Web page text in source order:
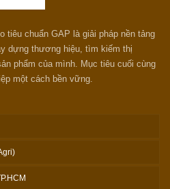
tiêu chuẩn GAP là giải pháp nền tảng
dựng thương hiệu, tìm kiếm thị
phẩm của mình. Mục tiêu cuối cùng
một cách bền vững.